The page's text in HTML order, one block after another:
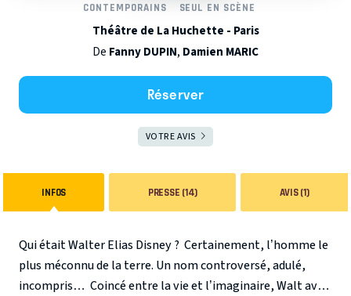
CONTEMPORAINS SEUL EN SCÈNE
Théâtre de La Huchette - Paris
De Fanny DUPIN, Damien MARIC
Réserver
VOTRE AVIS
INFOS PRESSE (14) AVIS (1)
Qui était Walter Elias Disney ? Certainement, l’homme le
plus méconnu de la terre. Un nom controversé, adulé,
incompris… Coincé entre la vie et l’imaginaire, Walt avait